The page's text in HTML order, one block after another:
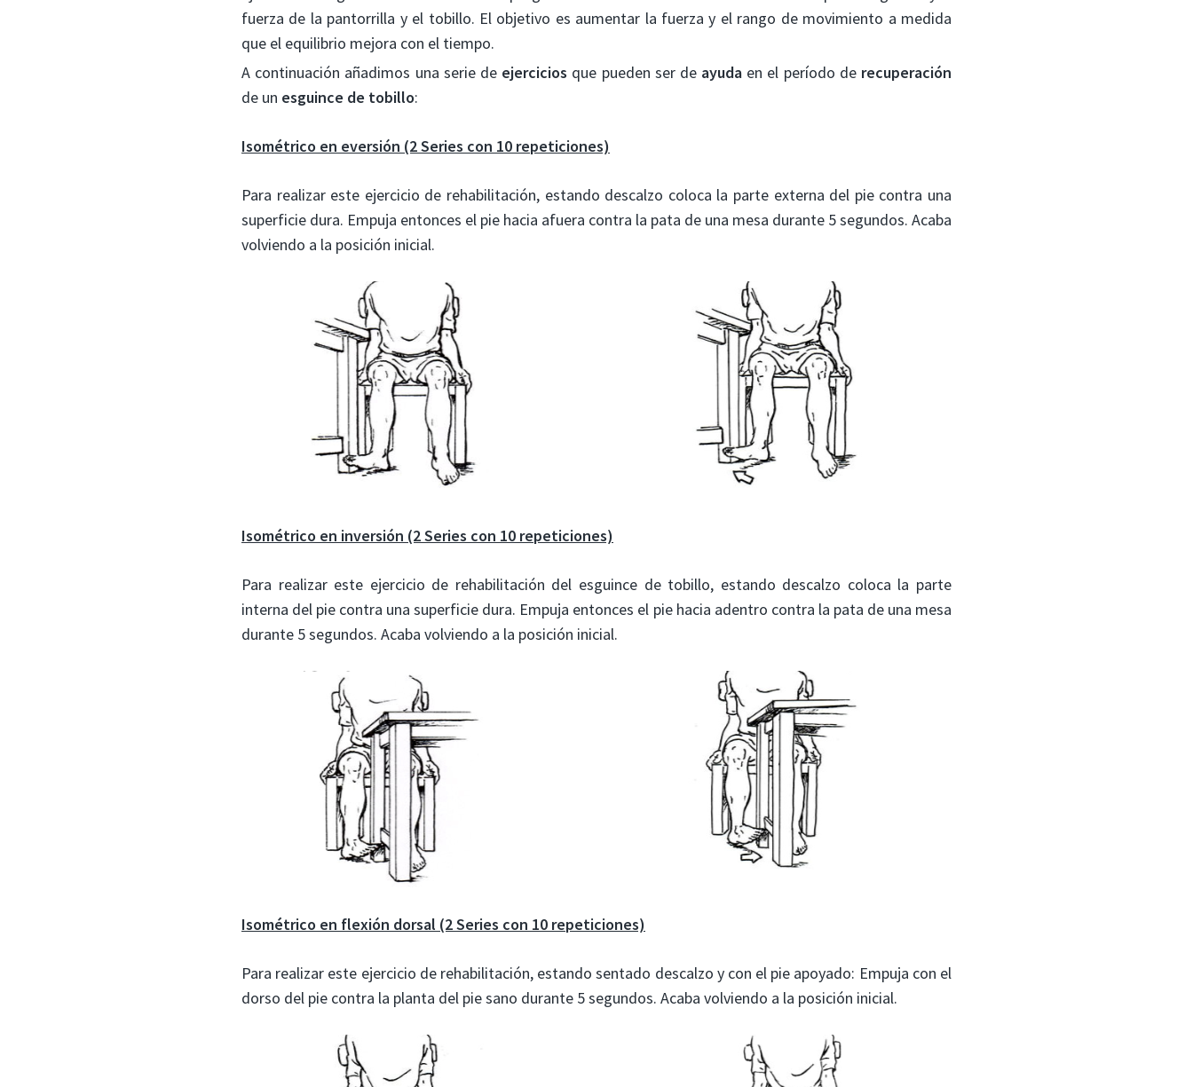
fuerza de la pantorrilla y el tobillo. El objetivo es aumentar la fuerza y el rango de movimiento a medida
que el equilibrio mejora con el tiempo.
A continuación añadimos una serie de ejercicios que pueden ser de ayuda en el período de recuperación
de un esguince de tobillo:
Isométrico en eversión (2 Series con 10 repeticiones)
Para realizar este ejercicio de rehabilitación, estando descalzo coloca la parte externa del pie contra una
superficie dura. Empuja entonces el pie hacia afuera contra la pata de una mesa durante 5 segundos. Acaba
volviendo a la posición inicial.
Isométrico en inversión (2 Series con 10 repeticiones)
Para realizar este ejercicio de rehabilitación del esguince de tobillo, estando descalzo coloca la parte
interna del pie contra una superficie dura. Empuja entonces el pie hacia adentro contra la pata de una mesa
durante 5 segundos. Acaba volviendo a la posición inicial.
Isométrico en flexión dorsal (2 Series con 10 repeticiones)
Para realizar este ejercicio de rehabilitación, estando sentado descalzo y con el pie apoyado: Empuja con el
dorso del pie contra la planta del pie sano durante 5 segundos. Acaba volviendo a la posición inicial.